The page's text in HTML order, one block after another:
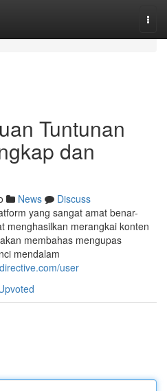
Tuntunan
dan
News
Discuss
yang sangat amat benar-
menghasilkan merangkai konten
membahas mengupas
mendalam
user